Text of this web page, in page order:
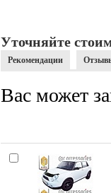
Уточняйте
Рекомендации
Вас может